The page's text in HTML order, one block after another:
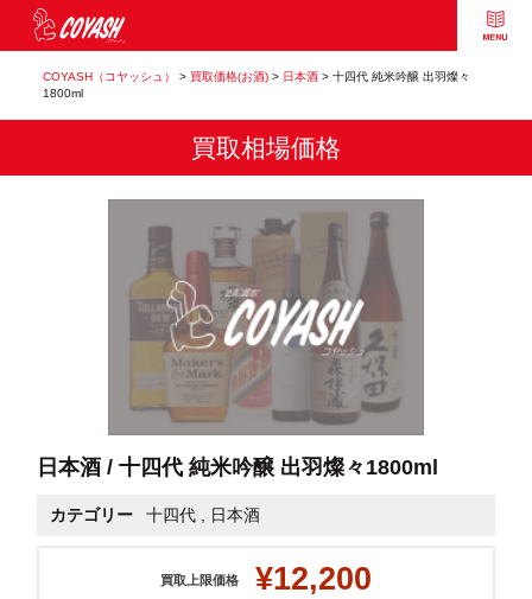
COYASH（コヤッシュ） > 買取価格(お酒)> 日本酒> 十四代 純米吟醸 出羽燦々
1800ml
買取相場価格
日本酒 / 十四代 純米吟醸 出羽燦々1800ml
カテゴリー 十四代 日本酒
買取上限価格 ¥12,200